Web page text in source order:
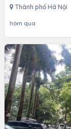
Thành phố Hà Nội
hôm qua